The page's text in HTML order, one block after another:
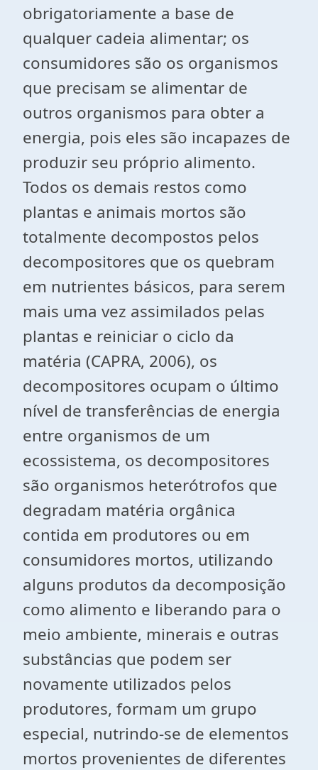
obrigatoriamente a base de
qualquer cadeia alimentar; os
consumidores são os organismos
que precisam se alimentar de
outros organismos para obter a
energia, pois eles são incapazes de
produzir seu próprio alimento.
Todos os demais restos como
plantas e animais mortos são
totalmente decompostos pelos
decompositores que os quebram
em nutrientes básicos, para serem
mais uma vez assimilados pelas
plantas e reiniciar o ciclo da
matéria (CAPRA, 2006), os
decompositores ocupam o último
nível de transferências de energia
entre organismos de um
ecossistema, os decompositores
são organismos heterótrofos que
degradam matéria orgânica
contida em produtores ou em
consumidores mortos, utilizando
alguns produtos da decomposição
como alimento e liberando para o
meio ambiente, minerais e outras
substâncias que podem ser
novamente utilizados pelos
produtores, formam um grupo
especial, nutrindo-se de elementos
mortos provenientes de diferentes